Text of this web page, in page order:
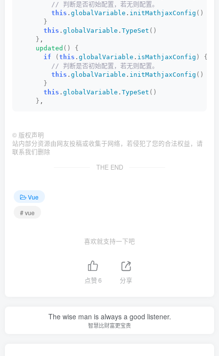
// 判断是否初始配置，若⽆则配置。
this . globalVariable . initMathjaxConfig ()
}
this . globalVariable . TypeSet ()
} ,
updated ()
{
if
( this . globalVariable . isMathjaxConfig )
{
// 判断是否初始配置，若⽆则配置。
this . globalVariable . initMathjaxConfig ()
}
this . globalVariable . TypeSet ()
} ,
© 版权声明
站内部分资源由网友投稿或收集于网络，若侵犯了您的合法权益，请
联系我们删除
THE END
Vue
# vue
喜欢就支持一下吧
点赞6 分享
The wise man is always a good listener.
智慧比财富更宝贵